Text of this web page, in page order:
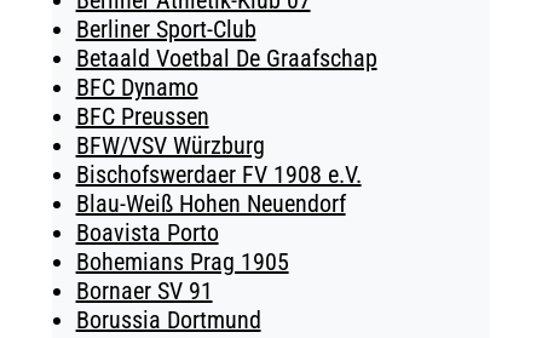
Berliner Sport-Club
Betaald Voetbal De Graafschap
BFC Dynamo
BFC Preussen
BFW/VSV Würzburg
Bischofswerdaer FV 1908 e.V.
Blau-Weiß Hohen Neuendorf
Boavista Porto
Bohemians Prag 1905
Bornaer SV 91
Borussia Dortmund